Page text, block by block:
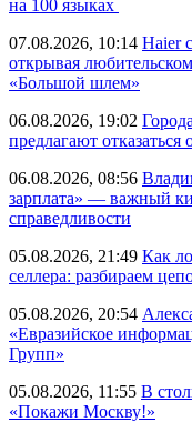
на 100 языках
07.08.2026, 10:14 Haier
открывая
«Большой шлем»
06.08.2026, 19:02
предлагают отказаться
06.08.2026, 08:56
зарплата» — важный
справедливости
05.08.2026, 21:49 Как
селлера: разбираем
05.08.2026, 20:54
«Евразийское
Групп»
05.08.2026, 11:55 В
«Покажи Москву!»